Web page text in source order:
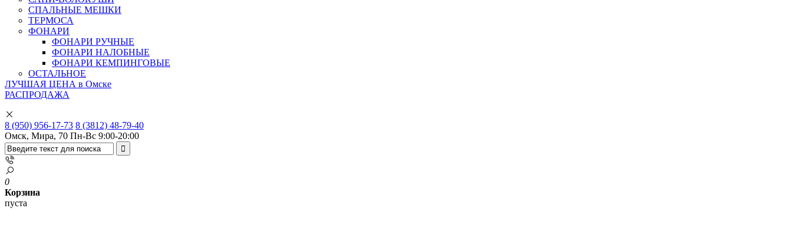
СПАЛЬНЫЕ МЕШКИ
ТЕРМОСА
ФОНАРИ
ФОНАРИ РУЧНЫЕ
ФОНАРИ НАЛОБНЫЕ
ФОНАРИ КЕМПИНГОВЫЕ
ОСТАЛЬНОЕ
ЛУЧШАЯ ЦЕНА в Омске
РАСПРОДАЖА
8 (950) 956-17-73 8 (3812) 48-79-40
Омск, Мира, 70 Пн-Вс 9:00-20:00
0
Корзина
пуста